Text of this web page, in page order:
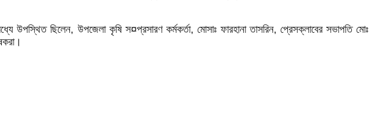
উপস্থিত ছিলেন, উপজেলা কৃষি স¤প্রসারণ কর্মকর্তা, মোসাঃ ফারহানা তাসরিন, প্রেসক্লাবের সভাপতি